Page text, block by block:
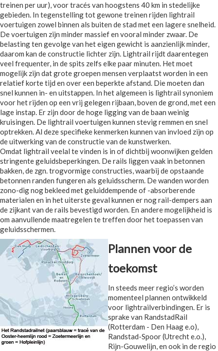
treinen per uur), voor tracés van hoogstens 40 km in stedelijke
gebieden. In tegenstelling tot gewone treinen rijden lightrail
voertuigen zowel binnen als buiten de stad met een lagere snelheid.
De voertuigen zijn minder massief en vooral minder zwaar. De
belasting ten gevolge van het eigen gewicht is aanzienlijk minder,
daarom kan de constructie lichter zijn. Lightrail rijdt daarentegen
veel frequenter, in de spits zelfs elke paar minuten. Het moet
mogelijk zijn dat grote groepen mensen verplaatst worden in een
relatief korte tijd en over een beperkte afstand. Die moeten dan
snel kunnen in- en uitstappen. In het algemeen is lightrail synoniem
voor het rijden op een vrij gelegen rijbaan, boven de grond, met een
lage instap. Er zijn door de hoge ligging van de baan weinig
kruisingen. De lightrail voertuigen kunnen stevig remmen en snel
optrekken. Al deze specifieke kenmerken kunnen van invloed zijn op
de uitwerking van de constructie van de kunstwerken.
Omdat lightrail veelal te vinden is in of dichtbij woonwijken gelden
stringente geluidsbeperkingen. De rails liggen vaak in betonnen
bakken, de zgn. trogvormige constructies, waarbij de opstaande
betonnen randen fungeren als geluidsscherm. De wanden worden
zono-dig nog bekleed met geluiddempende of -absorberende
materialen en in het uiterste geval kunnen er nog rail-dempers aan
de zijkant van de rails bevestigd worden. En andere mogelijkheid is
om aanvullende maatregelen te treffen door het toepassen van
geluidsschermen.
Plannen voor de
toekomst
In steeds meer regio’s worden
momenteel plannen ontwikkeld
voor lightrailverbindingen. Er is
sprake van RandstadRail
(Rotterdam - Den Haag e.o),
Randstad-Spoor (Utrecht e.o.),
Rijn-Gouwelijn, en ook in de regio